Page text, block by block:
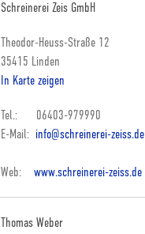
Schreinerei Zeis GmbH
Theodor-Heuss-Straße 12
35415 Linden
In Karte zeigen
Tel.: 06403-979990
E-Mail: info@schreinerei-zeiss.de
Web: www.schreinerei-zeiss.de
Thomas Weber